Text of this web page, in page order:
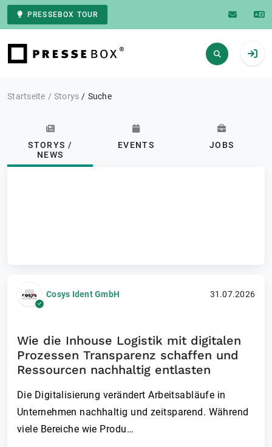
PRESSEBOX TOUR
Zur Startseite
Startseite Storys Suche
STORYS /
NEWS
EVENTS JOBS
Cosys Ident GmbH 31.07.2026
Wie die Inhouse Logistik mit digitalen
Prozessen Transparenz schaffen und
Ressourcen nachhaltig entlasten
Die Digitalisierung verändert Arbeitsabläufe in
Unternehmen nachhaltig und zeitsparend. Während
viele Bereiche wie Produ…